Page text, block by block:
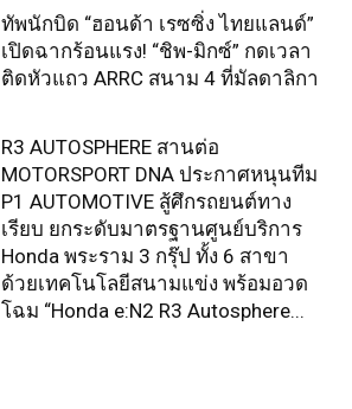
ทัพนักบิด “ฮอนด้า เรซซิ่ง ไทยแลนด์”
เปิดฉากร้อนแรง! “ชิพ-มิกซ์” กดเวลา
ติดหัวแถว ARRC สนาม 4 ที่มัลดาลิกา
R3 AUTOSPHERE สานต่อ
MOTORSPORT DNA ประกาศหนุนทีม
P1 AUTOMOTIVE สู้ศึกรถยนต์ทาง
เรียบ ยกระดับมาตรฐานศูนย์บริการ
Honda พระราม 3 กรุ๊ป ทั้ง 6 สาขา
ด้วยเทคโนโลยีสนามแข่ง พร้อมอวด
โฉม “Honda e:N2 R3 Autosphere...